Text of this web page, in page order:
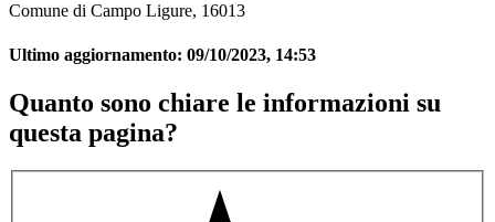
Comune di Campo Ligure, 16013
Ultimo aggiornamento: 09/10/2023, 14:53
Quanto sono chiare le informazioni su
questa pagina?